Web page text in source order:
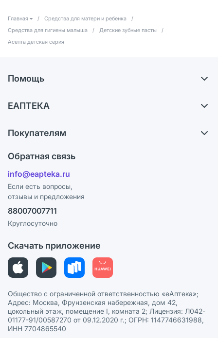
Главная / Средства для матери и ребенка
/
Средства для гигиены малыша
/ Детские зубные пасты
/
Асепта детская серия
Помощь
Самовывоз из аптек
Ответы на вопросы
Блог
ЕАПТЕКА
Карьера
Поставщики
Лицензия
Реклама на сайте
Ваши товары на ЕАПТЕКЕ
Покупателям
Программа СберСпасибо
Политика конфиденциальности
Пользовательское соглашение
Политика рекомендаций
Этика и соответствие
Политика в отношении обработки персональных данных
Обратная связь
info@eapteka.ru
Если есть вопросы,
отзывы и предложения
88007007711
Круглосуточно
Скачать приложение
Общество с ограниченной ответственностью «еАптека»;
Адрес: Москва, Фрунзенская набережная, дом 42,
цокольный этаж, помещение I, комната 2; Лицензия: Л042-
01177-91/00587270 от 09.12.2020 г.; ОГРН: 1147746631988,
ИНН 7704865540